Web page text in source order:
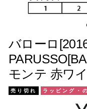
バローロ
モンテ 赤ワ
売り切れ ラッピング・